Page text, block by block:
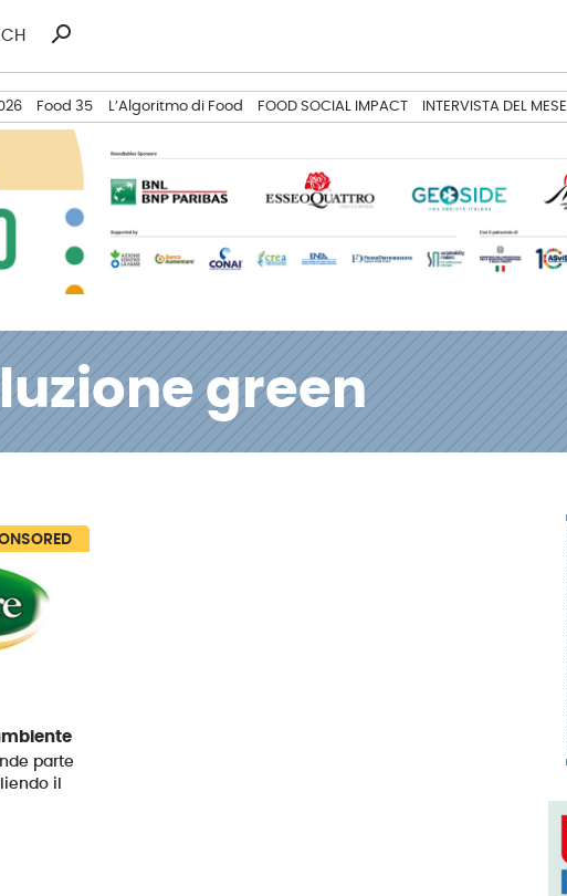
Ricerca
search
Food 35 L’Algoritmo di Food FOOD SOCIAL IMPACT INTERVISTA DEL MESE
green
parte
il